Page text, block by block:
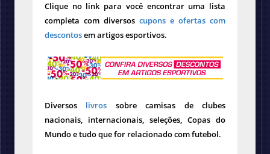
Clique no link para você encontrar uma lista
completa com diversos cupons e ofertas com
descontosem artigos esportivos.
Diversos livros sobre camisas de clubes
nacionais, internacionais, seleções, Copas do
Mundo e tudo que for relacionado com futebol.